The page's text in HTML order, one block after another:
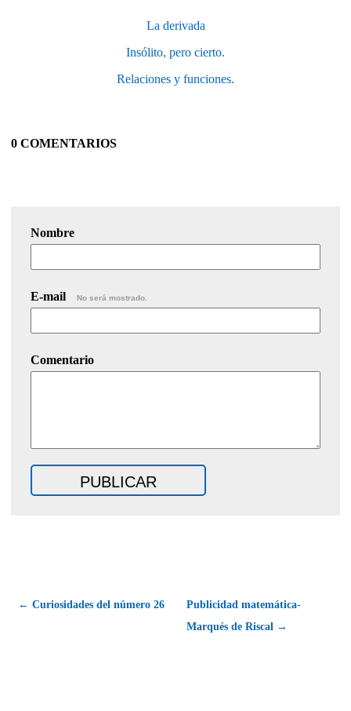
La derivada
Insólito, pero cierto.
Relaciones y funciones.
0 COMENTARIOS
Nombre
E-mail No será mostrado.
Comentario
← Curiosidades del número 26
Publicidad matemática-
Marqués de Riscal →